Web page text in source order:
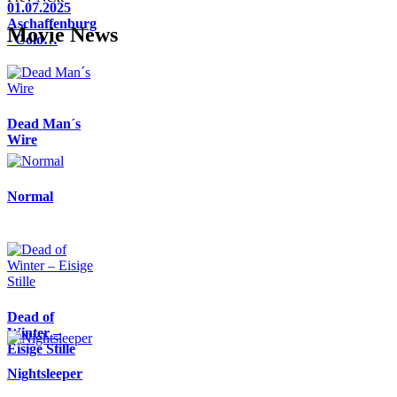
01.07.2025
Aschaffenburg
- Colo…
Movie News
Dead Man´s
Wire
Normal
Dead of
Winter –
Eisige Stille
Nightsleeper